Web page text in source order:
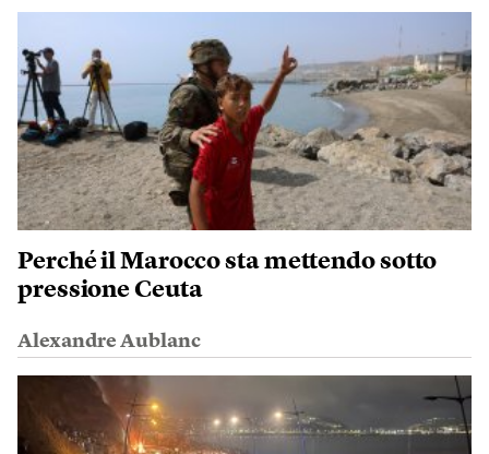
Perché il Marocco sta mettendo sotto
pressione Ceuta
Alexandre Aublanc